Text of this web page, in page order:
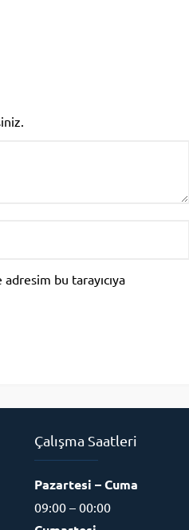
bu tarayıcıya
Çalışma Saatleri
Pazartesi – Cuma
09:00 – 00:00